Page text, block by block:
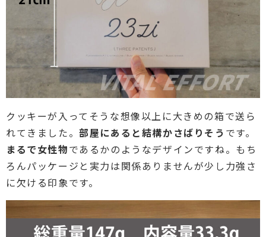
クッキーが入ってそうな想像以上に大きめの箱で送ら
れてきました。部屋にあると結構かさばりそう です。
まるで女性物であるかのようなデザインですね。もち
ろんパッケージと実力は関係ありませんが少し力強さ
に欠ける印象です。